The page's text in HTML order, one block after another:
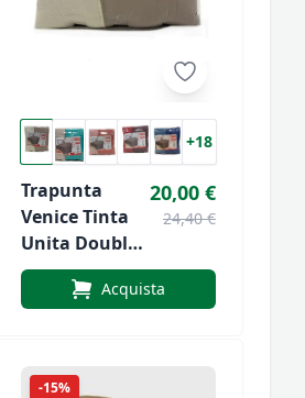
+18
Trapunta
Venice Tinta
Unita Double
Face Art. Flash
20,00 €
24,40 €
Acquista
-15%